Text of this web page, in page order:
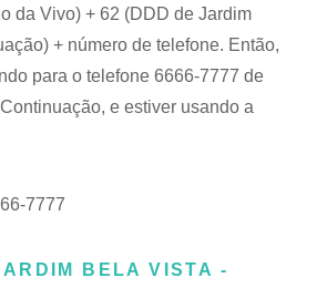
da Vivo) + 62 (DDD de Jardim
+ número de telefone. Então,
para o telefone 6666-7777 de
e estiver usando a
7777
BELA VISTA -